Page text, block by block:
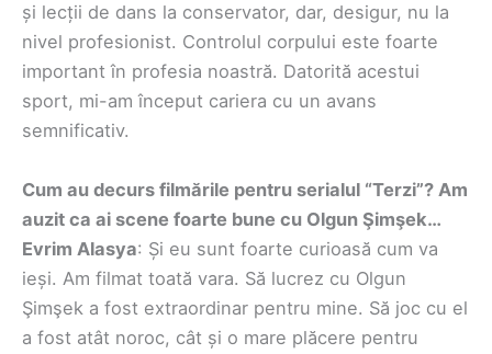
și lecții de dans la conservator, dar, desigur, nu la
nivel profesionist. Controlul corpului este foarte
important în profesia noastră. Datorită acestui
sport, mi-am început cariera cu un avans
semnificativ.
Cum au decurs filmările pentru serialul “Terzi”? Am
auzit ca ai scene foarte bune cu Olgun Şimşek…
Evrim Alasya: Și eu sunt foarte curioasă cum va
ieși. Am filmat toată vara. Să lucrez cu Olgun
Şimşek a fost extraordinar pentru mine. Să joc cu el
a fost atât noroc, cât și o mare plăcere pentru